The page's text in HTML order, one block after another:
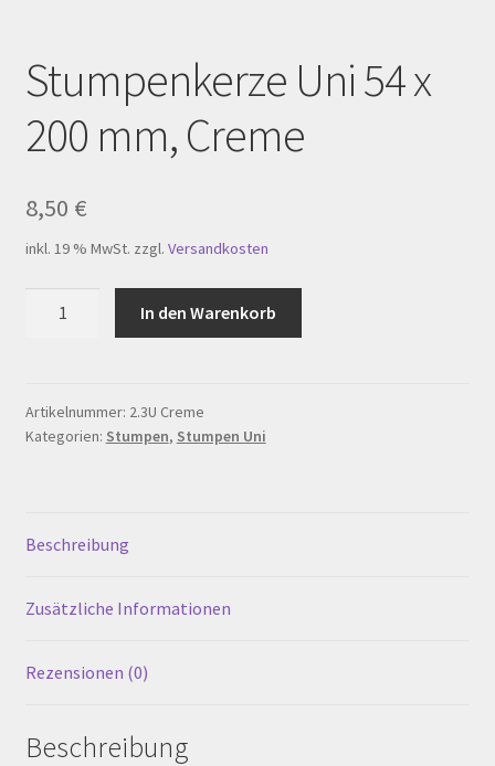
Kerzenpflege
Mein Konto
My Account
Registration
Shop
Warenkorb
Widerrufsbelehrung
Zahlungsarten
Stumpenkerze Uni 54 x
200 mm, Creme
8,50 €
inkl. 19 % MwSt. zzgl. Versandkosten
200
mm,
In den Warenkorb
Artikelnummer: 2.3U Creme
Kategorien: Stumpen, Stumpen Uni
Beschreibung
Zusätzliche Informationen
Rezensionen (0)
Beschreibung